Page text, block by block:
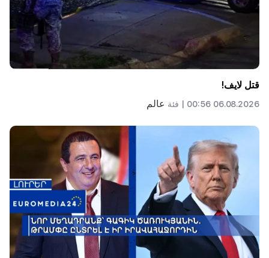
قتل لايف!
06.08.2026 00:56 | فئة عالم